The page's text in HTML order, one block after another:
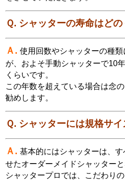
Ｑ. シャッターの寿命はど
Ａ. 使用回数やシャッターの種
が、およそ手動シャッターで10
くらいです。
この年数を超えている場合は念
勧めします。
Ｑ. シャッターには規格サ
Ａ. 基本的にはシャッターは、
せたオーダーメイドシャッターと
シャッタープロでは、こだわり